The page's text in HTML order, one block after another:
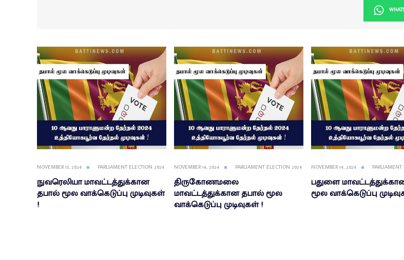
NOVEMBER 15, 2024 PARLIAMENT ELECTION 2024
நுவரெலியா மாவட்டத்துக்கான
தபால் மூல வாக்கெடுப்பு முடிவுகள்
!
NOVEMBER 14, 2024 PARLIAMENT ELECTION 2024
திருகோணமலை
மாவட்டத்துக்கான தபால் மூல
வாக்கெடுப்பு முடிவுகள் !
NOVEMBER 14, 2024
பதுளை
மூல வாக்கெடுப்பு